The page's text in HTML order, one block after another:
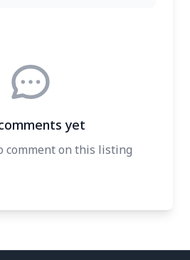
yet
comment on this listing